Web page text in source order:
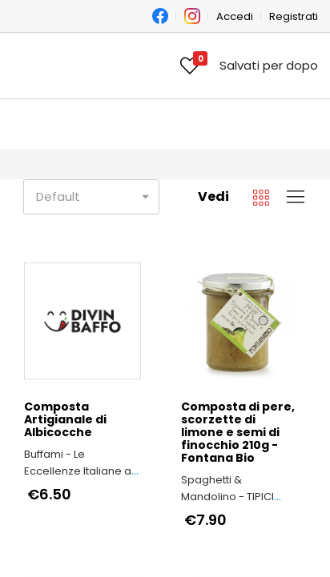
Accedi Registrati
0 Salvati per dopo
Default Vedi
Composta
Artigianale di
Albicocche
Buffami - Le
Eccellenze Italiane a
casa tua
€6.50
Composta di pere,
scorzette di
limone e semi di
finocchio 210g -
Fontana Bio
Spaghetti &
Mandolino - TIPICI
ITALIANI
€7.90